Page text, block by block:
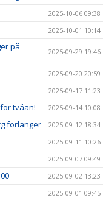
2025-10-06 09:38
2025-10-01 10:14
på
2025-09-29 19:46
2025-09-20 20:59
2025-09-17 11:23
tvåan! 2025-09-14 10:08
förlänger 2025-09-12 18:34
2025-09-11 10:26
2025-09-07 09:49
2025-09-02 13:23
2025-09-01 09:45